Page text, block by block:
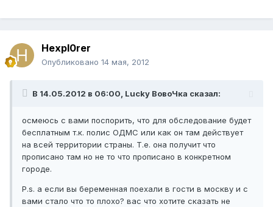
Hexpl0rer
Опубликовано 14 мая, 2012
В 14.05.2012 в 06:00, Lucky ВовоЧка сказал:
осмеюсь с вами поспорить, что для обследование будет
бесплатным т.к. полис ОДМС или как он там действует
на всей территории страны. Т.е. она получит что
прописано там но не то что прописано в конкретном
городе.
P.s. а если вы беременная поехали в гости в москву и с
вами стало что то плохо? вас что хотите сказать не